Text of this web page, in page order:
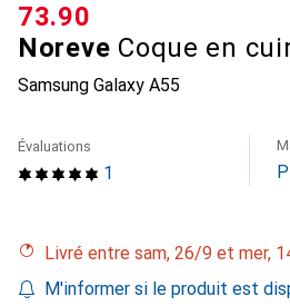
Noreve Coque en
Samsung Galaxy A55
CHF
73.90
1
Évaluations
Livré entre sam, 26/9 et mer,
M'informer si le produit est